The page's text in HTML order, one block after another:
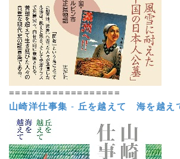
==================
山崎洋仕事集 - 丘を越えて 海を越え